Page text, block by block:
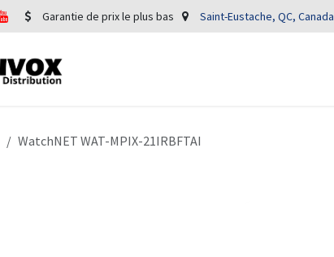
Garantie de prix le plus bas Saint-Eustache, QC, Canada
WatchNET WAT-MPIX-21IRBFTAI